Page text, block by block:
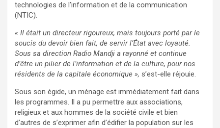
technologies de l’information et de la communication
(NTIC).
« Il était un directeur rigoureux, mais toujours porté par le
soucis du devoir bien fait, de servir l’État avec loyauté.
Sous sa direction Radio Mandji a rayonné et continue
d’être un pilier de l’information et de la culture, pour nos
résidents de la capitale économique », s’est-elle réjouie.
Sous son égide, un ménage est immédiatement fait dans
les programmes. Il a pu permettre aux associations,
religieux et aux hommes de la société civile et bien
d’autres de s’exprimer afin d’édifier la population sur les